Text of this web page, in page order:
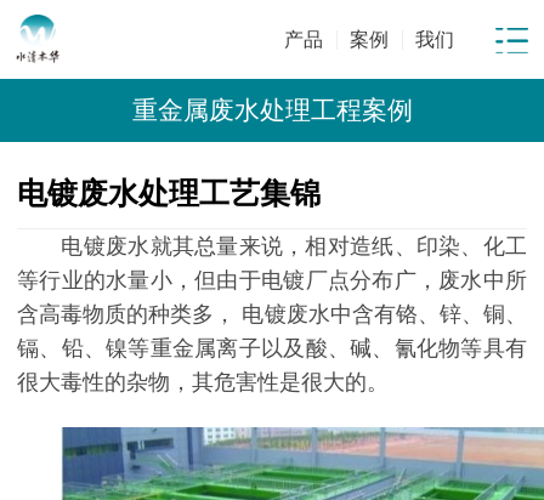
产品 案例 我们
重金属废水处理工程案例
电镀废水处理工艺集锦
电镀废水就其总量来说，相对造纸、印染、化工
等行业的水量小，但由于电镀厂点分布广，废水中所
含高毒物质的种类多， 电镀废水中含有铬、锌、铜、
镉、铅、镍等重金属离子以及酸、碱、氰化物等具有
很大毒性的杂物，其危害性是很大的。